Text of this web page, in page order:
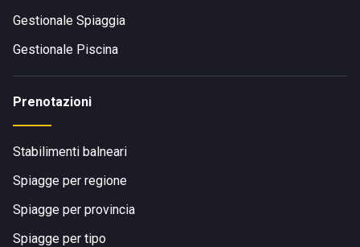
Gestionale Spiaggia
Gestionale Piscina
Prenotazioni
Stabilimenti balneari
Spiagge per regione
Spiagge per provincia
Spiagge per tipo